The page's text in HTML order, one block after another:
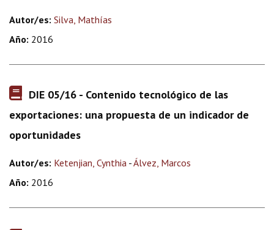
Autor/es: Silva, Mathías
Año: 2016
DIE 05/16 - Contenido tecnológico de las
exportaciones: una propuesta de un indicador de
oportunidades
Autor/es: Ketenjian, Cynthia -Álvez, Marcos
Año: 2016